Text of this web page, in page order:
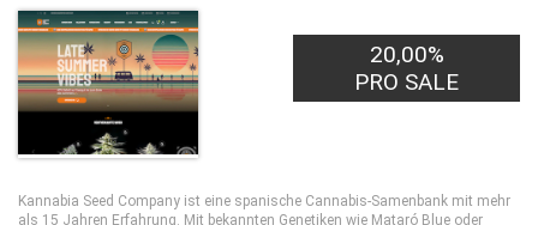
20,00%
PRO SALE
Kannabia Seed Company ist eine spanische Cannabis-Samenbank mit mehr
als 15 Jahren Erfahrung. Mit bekannten Genetiken wie Mataró Blue oder